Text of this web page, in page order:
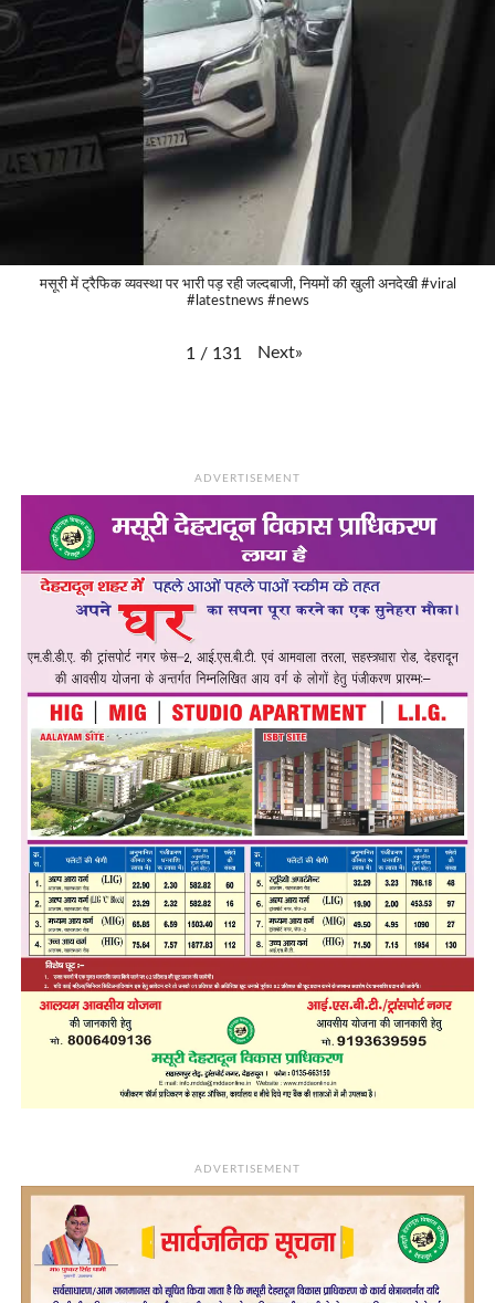
मसूरी में ट्रैफिक व्यवस्था पर भारी पड़ रही जल्दबाजी, नियमों की खुली अनदेखी #viral
#latestnews #news
1 / 131 Next»
ADVERTISEMENT
ADVERTISEMENT